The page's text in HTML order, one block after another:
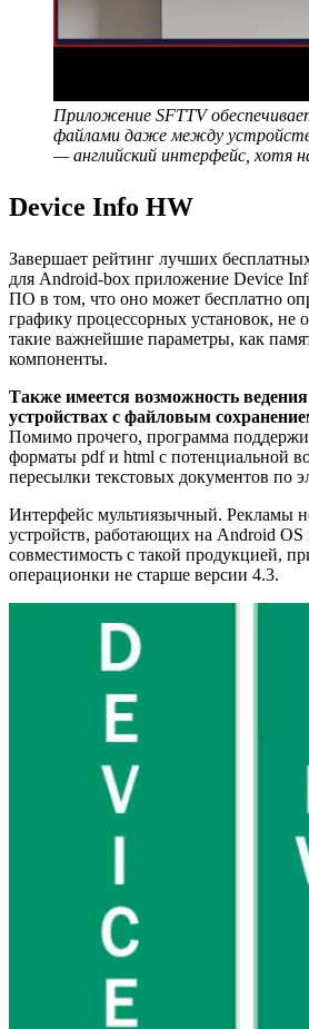
Приложение SFTTV
файлами даже между
— английский интерфейс, хотя
Device Info HW
Завершает рейтинг лучших
для Android-box приложение Device
ПО в том, что оно может бесплатно
графику процессорных установок, не
такие важнейшие параметры, как
компоненты.
Также имеется возможность ведения
устройствах с файловым
Помимо прочего, программа
форматы pdf и html с потенциальной
пересылки текстовых документов по
Интерфейс мультиязычный. Рекламы
устройств, работающих на Android OS
совместимость с такой продукцией,
операционки не старше версии 4.3.